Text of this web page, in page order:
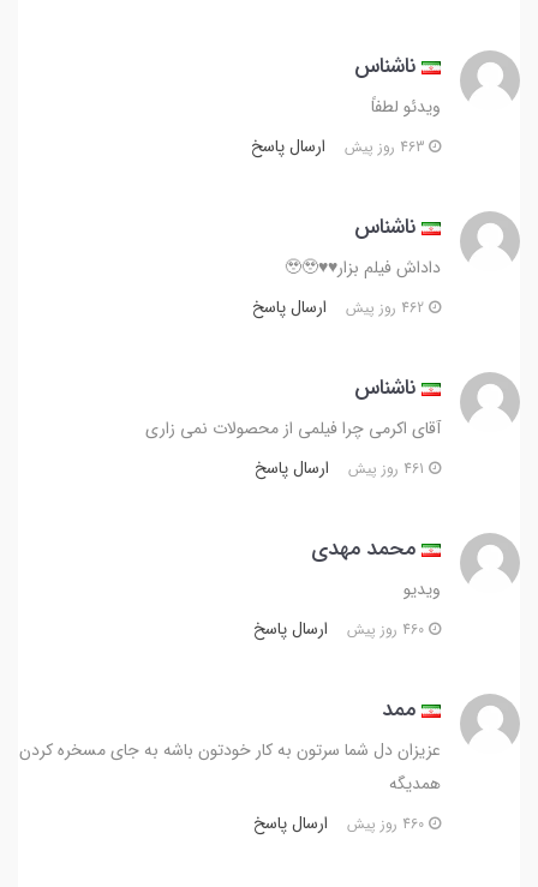
ناشناس
ویدئو لطفاً
ارسال پاسخ
ناشناس
داداش فیلم بزار♥️♥️🥹🥹
ارسال پاسخ
ناشناس
آقای اکرمی چرا فیلمی از محصولات نمی زاری
ارسال پاسخ
محمد مهدی
ویدیو
ارسال پاسخ
ممد
عزیزان دل شما سرتون به کار خودتون باشه به جای مسخره کردن
همدیگه
ارسال پاسخ